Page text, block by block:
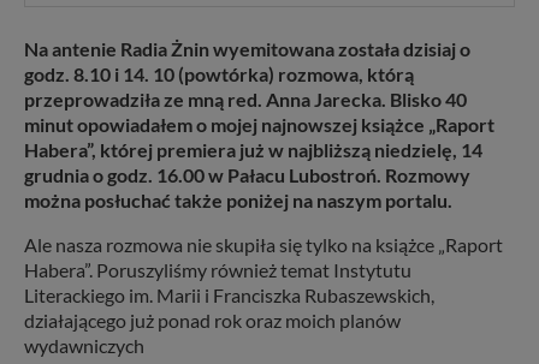
Na antenie Radia Żnin wyemitowana została dzisiaj o
godz. 8.10 i 14. 10 (powtórka) rozmowa, którą
przeprowadziła ze mną red. Anna Jarecka. Blisko 40
minut opowiadałem o mojej najnowszej książce „Raport
Habera”, której premiera już w najbliższą niedzielę, 14
grudnia o godz. 16.00 w Pałacu Lubostroń. Rozmowy
można posłuchać także poniżej na naszym portalu.
Ale nasza rozmowa nie skupiła się tylko na książce „Raport
Habera”. Poruszyliśmy również temat Instytutu
Literackiego im. Marii i Franciszka Rubaszewskich,
działającego już ponad rok oraz moich planów
wydawniczych